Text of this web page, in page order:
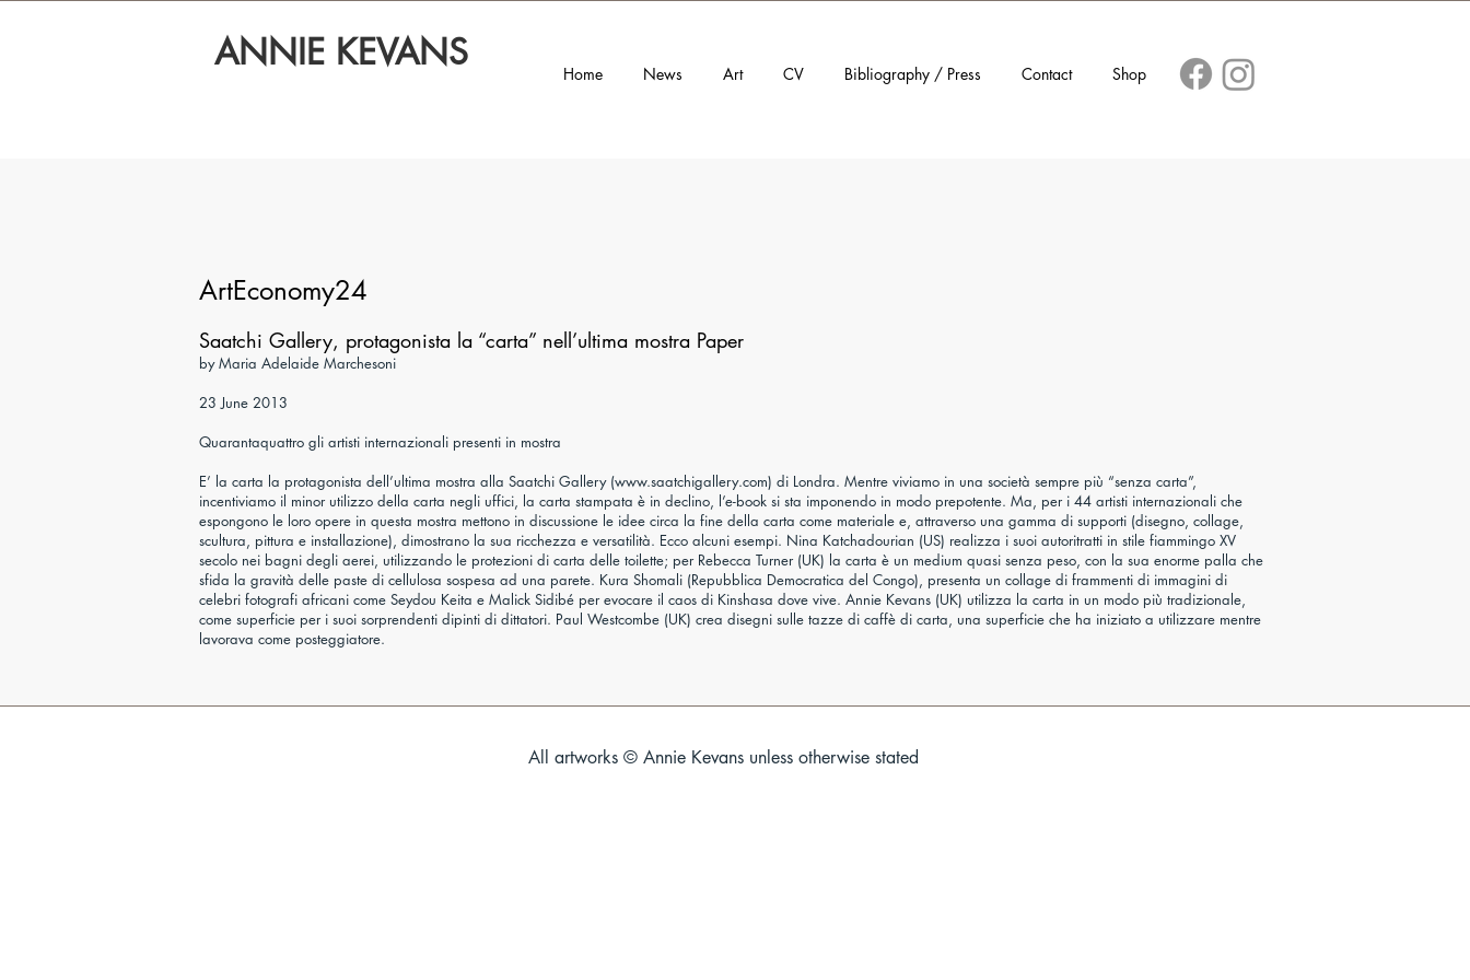
ANNIE KEVANS Home News Art CV Bibliography / Press Contact Shop
ArtEconomy24
Saatchi Gallery, protagonista la “carta” nell’ultima mostra Paper
by Maria Adelaide Marchesoni
23 June 2013
Quarantaquattro gli artisti internazionali presenti in mostra
E’ la carta la protagonista dell’ultima mostra alla Saatchi Gallery (www.saatchigallery.com) di Londra. Mentre viviamo in una società sempre più “senza carta”,
incentiviamo il minor utilizzo della carta negli uffici, la carta stampata è in declino, l’e-book si sta imponendo in modo prepotente. Ma, per i 44 artisti internazionali che
espongono le loro opere in questa mostra mettono in discussione le idee circa la fine della carta come materiale e, attraverso una gamma di supporti (disegno, collage,
scultura, pittura e installazione), dimostrano la sua ricchezza e versatilità. Ecco alcuni esempi. Nina Katchadourian (US) realizza i suoi autoritratti in stile fiammingo XV
secolo nei bagni degli aerei, utilizzando le protezioni di carta delle toilette; per Rebecca Turner (UK) la carta è un medium quasi senza peso, con la sua enorme palla che
sfida la gravità delle paste di cellulosa sospesa ad una parete. Kura Shomali (Repubblica Democratica del Congo), presenta un collage di frammenti di immagini di
celebri fotografi africani come Seydou Keita e Malick Sidibé per evocare il caos di Kinshasa dove vive. Annie Kevans (UK) utilizza la carta in un modo più tradizionale,
come superficie per i suoi sorprendenti dipinti di dittatori. Paul Westcombe (UK) crea disegni sulle tazze di caffè di carta, una superficie che ha iniziato a utilizzare mentre
lavorava come posteggiatore.
All artworks © Annie Kevans unless otherwise stated